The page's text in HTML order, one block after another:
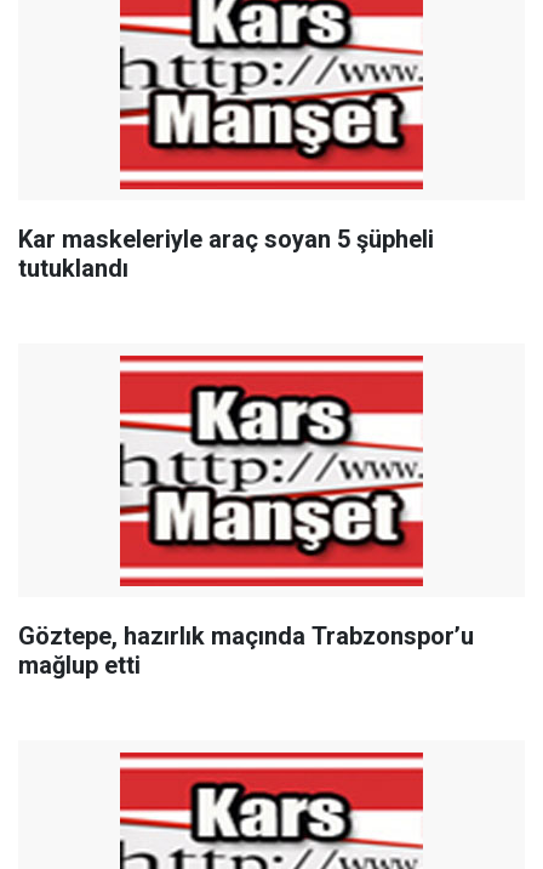
Kar maskeleriyle araç soyan 5 şüpheli
tutuklandı
Göztepe, hazırlık maçında Trabzonspor’u
mağlup etti